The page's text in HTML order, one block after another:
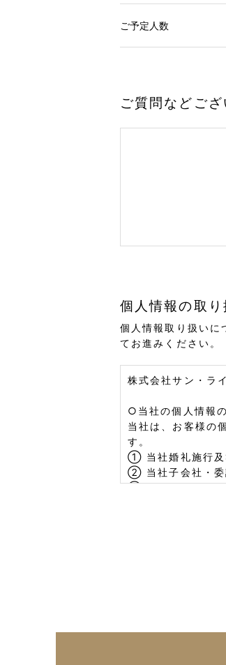
ご予定人数
ご質問などご
個人情報の取り
個人情報取り扱いに
てお進みください。
株式会社サン・ラ
○当社の個人情報
当社は、お客様の
す。
① 当社婚礼施行及
② 当社子会社・委
③ 当社施設イベン
族、門地・本籍地